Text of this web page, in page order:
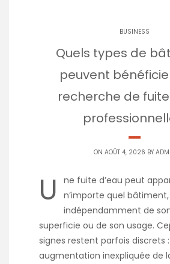
BUSINESS
Quels types de
peuvent
recherche de
ON AOÛT 4, 2026 BY
U
ne fuite d’eau peut
n’importe quel bâtiment,
indépendamment de
superficie ou de son usage.
signes restent parfois discrets :
augmentation inexpliquée de